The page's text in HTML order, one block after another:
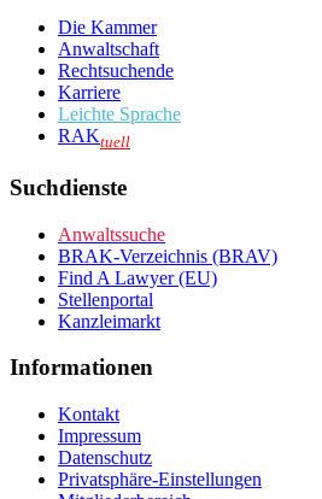
Die Kammer
Anwaltschaft
Rechtsuchende
Karriere
Leichte Sprache
RAKtuell
Suchdienste
Anwaltssuche
BRAK-Verzeichnis (BRAV)
Find A Lawyer (EU)
Stellenportal
Kanzleimarkt
Informationen
Kontakt
Impressum
Datenschutz
Privatsphäre-Einstellungen